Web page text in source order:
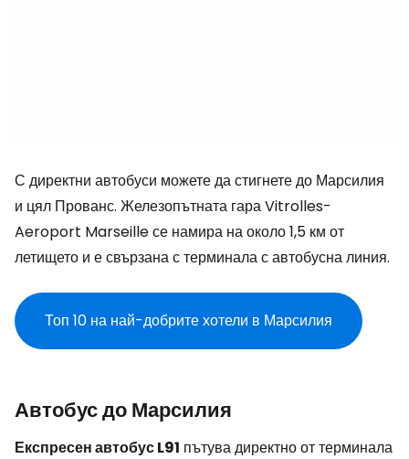
С директни автобуси можете да стигнете до Марсилия
и цял Прованс. Железопътната гара Vitrolles-
Aeroport Marseille се намира на около 1,5 км от
летището и е свързана с терминала с автобусна линия.
Топ 10 на най-добрите хотели в Марсилия
Автобус до Марсилия
Експресен автобус L91 пътува директно от терминала